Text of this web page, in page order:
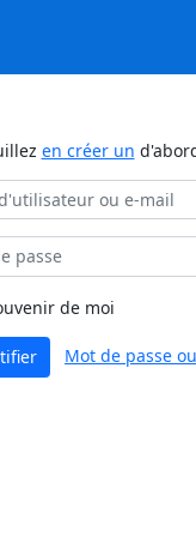
en créer un
de moi
Mot de passe